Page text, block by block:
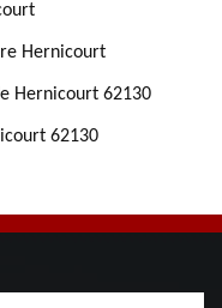
Hernicourt
Hernicourt 62130
62130